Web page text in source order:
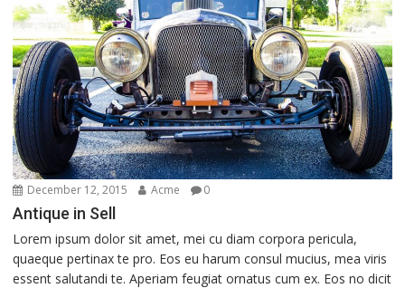
December 12, 2015 Acme 0
Antique in Sell
Lorem ipsum dolor sit amet, mei cu diam corpora pericula,
quaeque pertinax te pro. Eos eu harum consul mucius, mea viris
essent salutandi te. Aperiam feugiat ornatus cum ex. Eos no dicit